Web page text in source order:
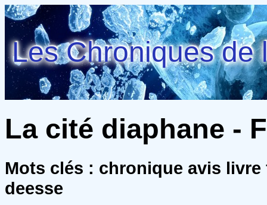
Les Chroniques de
La cité diaphane -
Mots clés : chronique avis
deesse